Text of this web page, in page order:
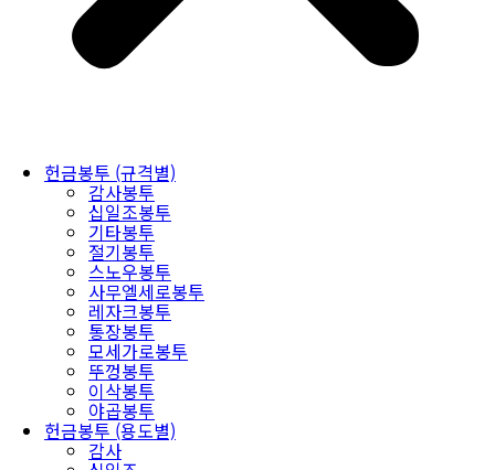
헌금봉투 (규격별)
감사봉투
십일조봉투
기타봉투
절기봉투
스노우봉투
사무엘세로봉투
레자크봉투
통장봉투
모세가로봉투
뚜껑봉투
이삭봉투
야곱봉투
헌금봉투 (용도별)
감사